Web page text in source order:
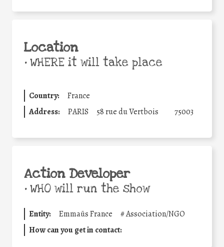
Location
•WHERE it will take place
Country:
France
Address:
PARIS 58 rue du Vertbois 75003
Action Developer
•WHO will run the show
Entity: Emmaüs France #Association/NGO
How can you get in contact: